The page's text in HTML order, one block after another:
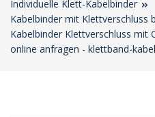
Individuelle Klett-Kabelbinder
Kabelbinder mit Klettverschluss
Kabelbinder Klettverschluss mit
online anfragen - klettband-